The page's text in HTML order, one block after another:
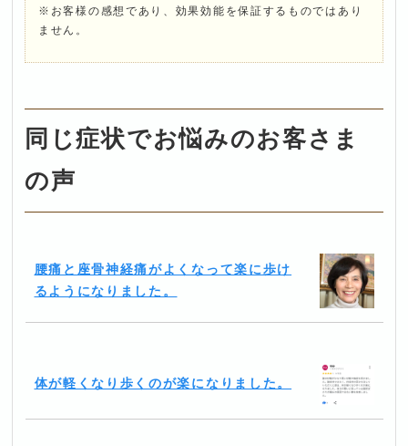
※お客様の感想であり、効果効能を保証するものではあり
ません。
同じ症状でお悩みのお客さま
の声
腰痛と座骨神経痛がよくなって楽に歩け
るようになりました。
体が軽くなり歩くのが楽になりました。